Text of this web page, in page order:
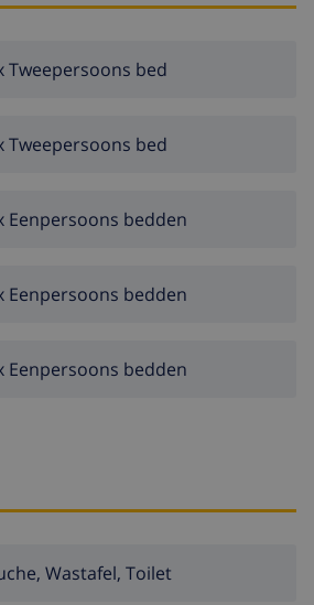
Tweepersoons bed
Tweepersoons bed
Eenpersoons bedden
Eenpersoons bedden
Eenpersoons bedden
Wastafel, Toilet